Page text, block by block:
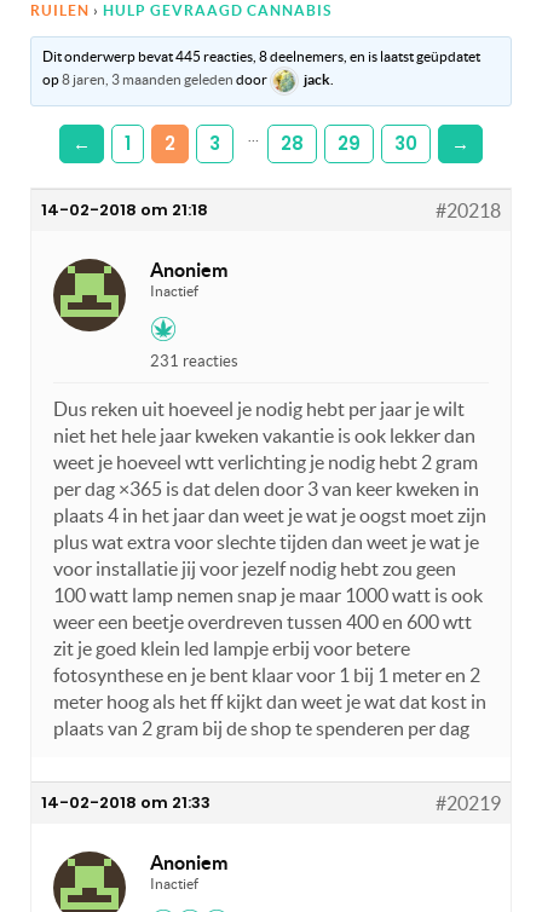
RUILEN › HULP GEVRAAGD CANNABIS
Dit onderwerp bevat 445 reacties, 8 deelnemers, en is laatst geüpdatet
op8 jaren, 3 maanden geleden door jack
← 1 2 3 28 29 30 →
14-02-2018 om 21:18 #20218
Anoniem
Inactief
231 reacties
Dus reken uit hoeveel je nodig hebt per jaar je wilt
niet het hele jaar kweken vakantie is ook lekker dan
weet je hoeveel wtt verlichting je nodig hebt 2 gram
per dag ×365 is dat delen door 3 van keer kweken in
plaats 4 in het jaar dan weet je wat je oogst moet zijn
plus wat extra voor slechte tijden dan weet je wat je
voor installatie jij voor jezelf nodig hebt zou geen
100 watt lamp nemen snap je maar 1000 watt is ook
weer een beetje overdreven tussen 400 en 600 wtt
zit je goed klein led lampje erbij voor betere
fotosynthese en je bent klaar voor 1 bij 1 meter en 2
meter hoog als het ff kijkt dan weet je wat dat kost in
plaats van 2 gram bij de shop te spenderen per dag
14-02-2018 om 21:33 #20219
Anoniem
Inactief